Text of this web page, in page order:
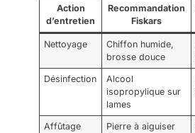
Action
d’entretien
Recommandation
Fiskars
Nettoyage
Chiffon humide,
brosse douce
Désinfection
Alcool
isopropylique sur
lames
Affûtage
Pierre à aiguiser